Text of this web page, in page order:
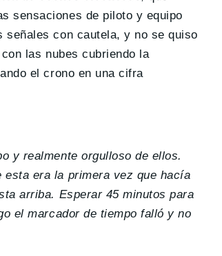
sensaciones de piloto y equipo
señales con cautela, y no se quiso
las nubes cubriendo la
el crono en una cifra
y realmente orgulloso de ellos.
esta era la primera vez que hacía
arriba. Esperar 45 minutos para
el marcador de tiempo falló y no